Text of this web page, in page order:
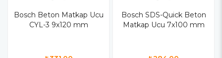
Bosch Beton Matkap Ucu
CYL-3 9x120 mm
Bosch SDS-Quick Beton
Matkap Ucu 7x100 mm